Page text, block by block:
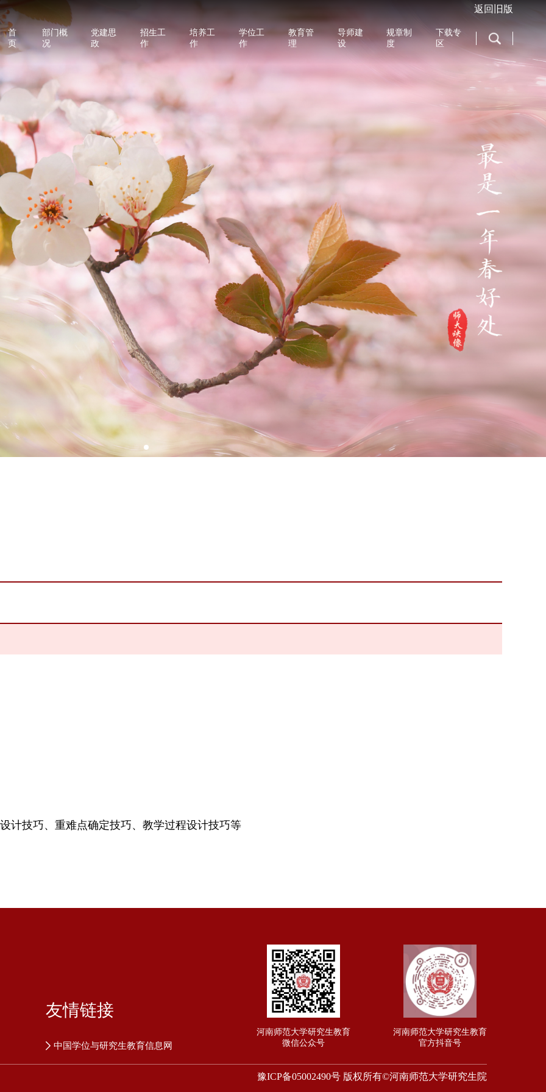
返回旧版
首
页
部门概
况
党建思
政
招生工
作
培养工
作
学位工
作
教育管
理
导师建
设
规章制
度
下载专
区
计技巧、重难点确定技巧、教学过程设计技巧等
友情链接
中国学位与研究生教育信息网
河南师范大学研究生教育
微信公众号
河南师范大学研究生教育
官方抖音号
豫ICP备05002490号 版权所有©河南师范大学研究生院